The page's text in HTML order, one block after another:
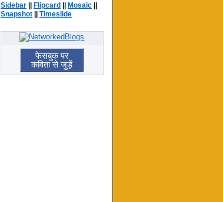
Sidebar ||Flipcard ||Mosaic ||
Snapshot ||Timeslide
फेसबुक पर
कविता से जुड़ें